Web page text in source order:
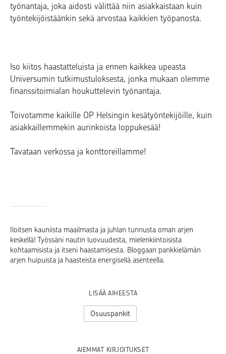
työnantaja, joka aidosti välittää niin asiakkaistaan kuin
työntekijöistäänkin sekä arvostaa kaikkien työpanosta.
Iso kiitos haastatteluista ja ennen kaikkea upeasta
Universumin tutkimustuloksesta, jonka mukaan olemme
finanssitoimialan houkuttelevin työnantaja.
Toivotamme kaikille OP Helsingin kesätyöntekijöille, kuin
asiakkaillemmekin aurinkoista loppukesää!
Tavataan verkossa ja konttoreillamme!
Iloitsen kauniista maailmasta ja juhlan tunnusta oman arjen
keskellä! Työssäni nautin luovuudesta, mielenkiintoisista
kohtaamisista ja itseni haastamisesta. Bloggaan pankkielämän
arjen huipuista ja haasteista energisellä asenteella.
LISÄÄ AIHEESTA
Osuuspankit
AIEMMAT KIRJOITUKSET